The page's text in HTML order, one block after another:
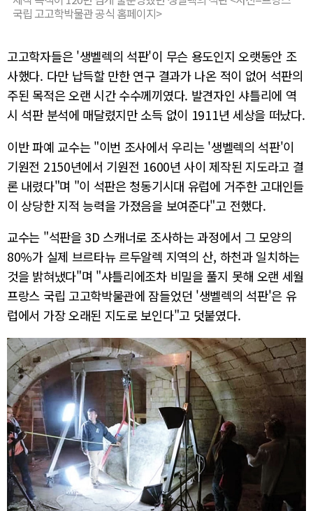
국립 고고학박물관 공식 홈페이지>
고고학자들은 '생벨렉의 석판'이 무슨 용도인지 오랫동안 조
사했다. 다만 납득할 만한 연구 결과가 나온 적이 없어 석판의
주된 목적은 오랜 시간 수수께끼였다. 발견자인 샤틀리에 역
시 석판 분석에 매달렸지만 소득 없이 1911년 세상을 떠났다.
이반 파예 교수는 "이번 조사에서 우리는 '생벨렉의 석판'이
기원전 2150년에서 기원전 1600년 사이 제작된 지도라고 결
론 내렸다"며 "이 석판은 청동기시대 유럽에 거주한 고대인들
이 상당한 지적 능력을 가졌음을 보여준다"고 전했다.
교수는 "석판을 3D 스캐너로 조사하는 과정에서 그 모양의
80%가 실제 브르타뉴 르두알렉 지역의 산, 하천과 일치하는
것을 밝혀냈다"며 "샤틀리에조차 비밀을 풀지 못해 오랜 세월
프랑스 국립 고고학박물관에 잠들었던 '생벨렉의 석판'은 유
럽에서 가장 오래된 지도로 보인다"고 덧붙였다.